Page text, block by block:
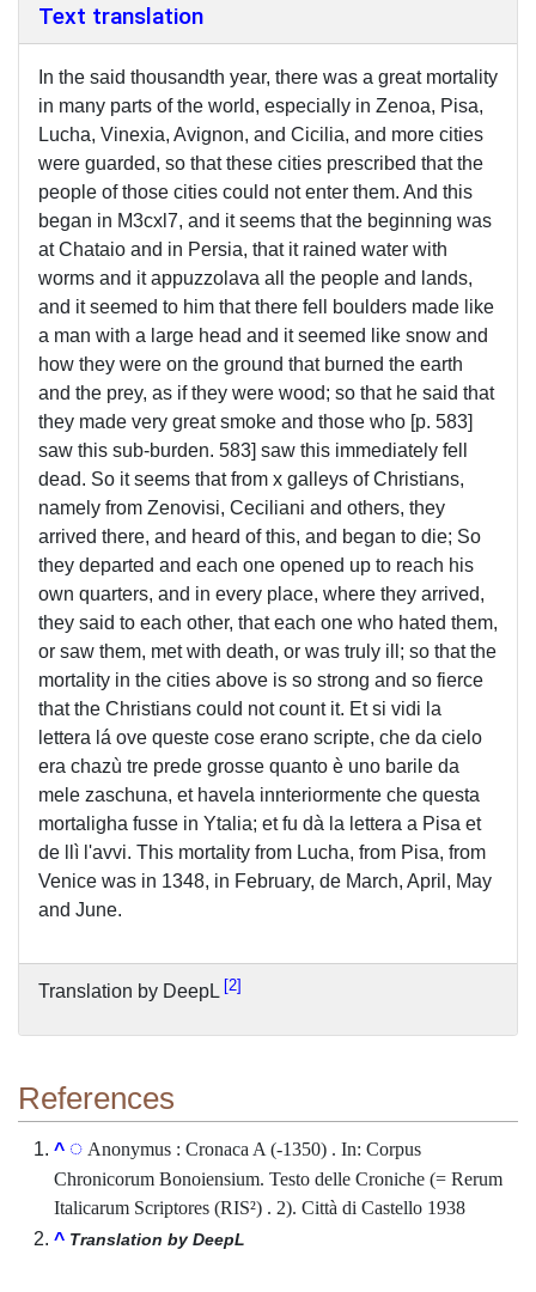
Text translation
In the said thousandth year, there was a great mortality
in many parts of the world, especially in Zenoa, Pisa,
Lucha, Vinexia, Avignon, and Cicilia, and more cities
were guarded, so that these cities prescribed that the
people of those cities could not enter them. And this
began in M3cxl7, and it seems that the beginning was
at Chataio and in Persia, that it rained water with
worms and it appuzzolava all the people and lands,
and it seemed to him that there fell boulders made like
a man with a large head and it seemed like snow and
how they were on the ground that burned the earth
and the prey, as if they were wood; so that he said that
they made very great smoke and those who [p. 583]
saw this sub-burden. 583] saw this immediately fell
dead. So it seems that from x galleys of Christians,
namely from Zenovisi, Ceciliani and others, they
arrived there, and heard of this, and began to die; So
they departed and each one opened up to reach his
own quarters, and in every place, where they arrived,
they said to each other, that each one who hated them,
or saw them, met with death, or was truly ill; so that the
mortality in the cities above is so strong and so fierce
that the Christians could not count it. Et si vidi la
lettera lá ove queste cose erano scripte, che da cielo
era chazù tre prede grosse quanto è uno barile da
mele zaschuna, et havela innteriormente che questa
mortaligha fusse in Ytalia; et fu dà la lettera a Pisa et
de llì l'avvi. This mortality from Lucha, from Pisa, from
Venice was in 1348, in February, de March, April, May
and June.
Translation by DeepL 2
References
^
Anonymus : Cronaca A (-1350) . In: Corpus
Chronicorum Bonoiensium. Testo delle Croniche (= Rerum
Italicarum Scriptores (RIS²) . 2). Città di Castello 1938
^ Translation by DeepL